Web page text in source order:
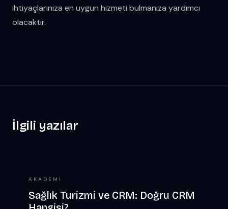
ihtiyaçlarınıza en uygun hizmeti bulmanıza yardımcı
olacaktır.
İlgili yazılar
AKADEMI
Sağlık Turizmi ve CRM: Doğru CRM